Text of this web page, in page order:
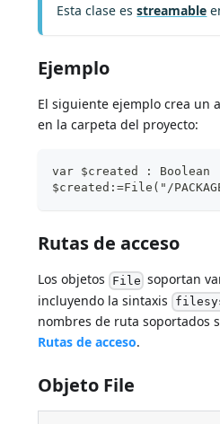
Esta clase esstreamable
Ejemplo
El siguiente ejemplo crea un
en la carpeta del proyecto:
var $created : Boolean
$created:=File("/
Rutas de acceso
Los objetos File soportan
incluyendo la sintaxis
nombres de ruta soportados
Rutas de acceso.
Objeto File